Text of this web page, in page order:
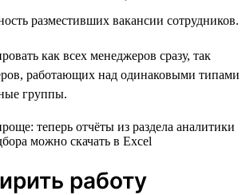
разместивших вакансии сотрудников.
как всех менеджеров сразу, так
работающих над одинаковыми типами
группы.
работу